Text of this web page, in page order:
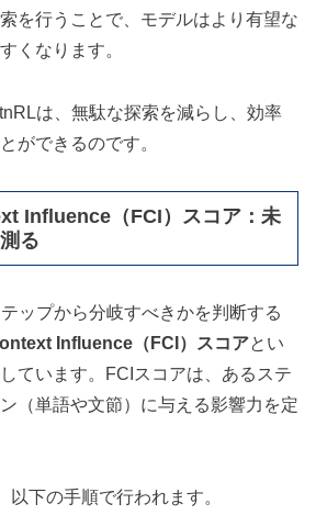
を行うことで、モデルはより有望な
くなります。
は、無駄な探索を減らし、効率
ができるのです。
Influence（FCI）スコア：未
る
ップから分岐すべきかを判断する
Influence（FCI）スコアとい
ています。FCIスコアは、あるステ
（単語や文節）に与える影響力を定
以下の手順で行われます。